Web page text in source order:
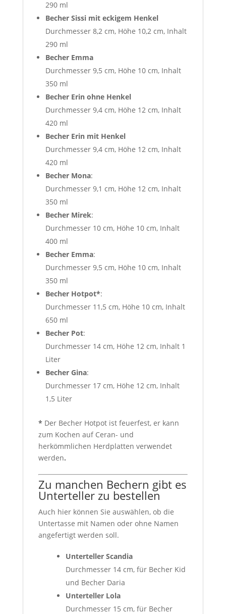
290 ml
Becher Sissi mit eckigem Henkel
Durchmesser 8,2 cm, Höhe 10,2 cm, Inhalt
290 ml
Becher Emma
Durchmesser 9,5 cm, Höhe 10 cm, Inhalt
350 ml
Becher Erin ohne Henkel
Durchmesser 9,4 cm, Höhe 12 cm, Inhalt
420 ml
Becher Erin mit Henkel
Durchmesser 9,4 cm, Höhe 12 cm, Inhalt
420 ml
Becher Mona:
Durchmesser 9,1 cm, Höhe 12 cm, Inhalt
350 ml
Becher Mirek:
Durchmesser 10 cm, Höhe 10 cm, Inhalt
400 ml
Becher Emma:
Durchmesser 9,5 cm, Höhe 10 cm, Inhalt
350 ml
Becher Hotpot*:
Durchmesser 11,5 cm, Höhe 10 cm, Inhalt
650 ml
Becher Pot:
Durchmesser 14 cm, Höhe 12 cm, Inhalt 1
Liter
Becher Gina:
Durchmesser 17 cm, Höhe 12 cm, Inhalt
1,5 Liter
* Der Becher Hotpot ist feuerfest, er kann
zum Kochen auf Ceran- und
herkömmlichen Herdplatten verwendet
werden.
Zu manchen Bechern gibt es
Unterteller zu bestellen
Auch hier können Sie auswählen, ob die
Untertasse mit Namen oder ohne Namen
angefertigt werden soll.
Unterteller Scandia
Durchmesser 14 cm, für Becher Kid
und Becher Daria
Unterteller Lola
Durchmesser 15 cm, für Becher